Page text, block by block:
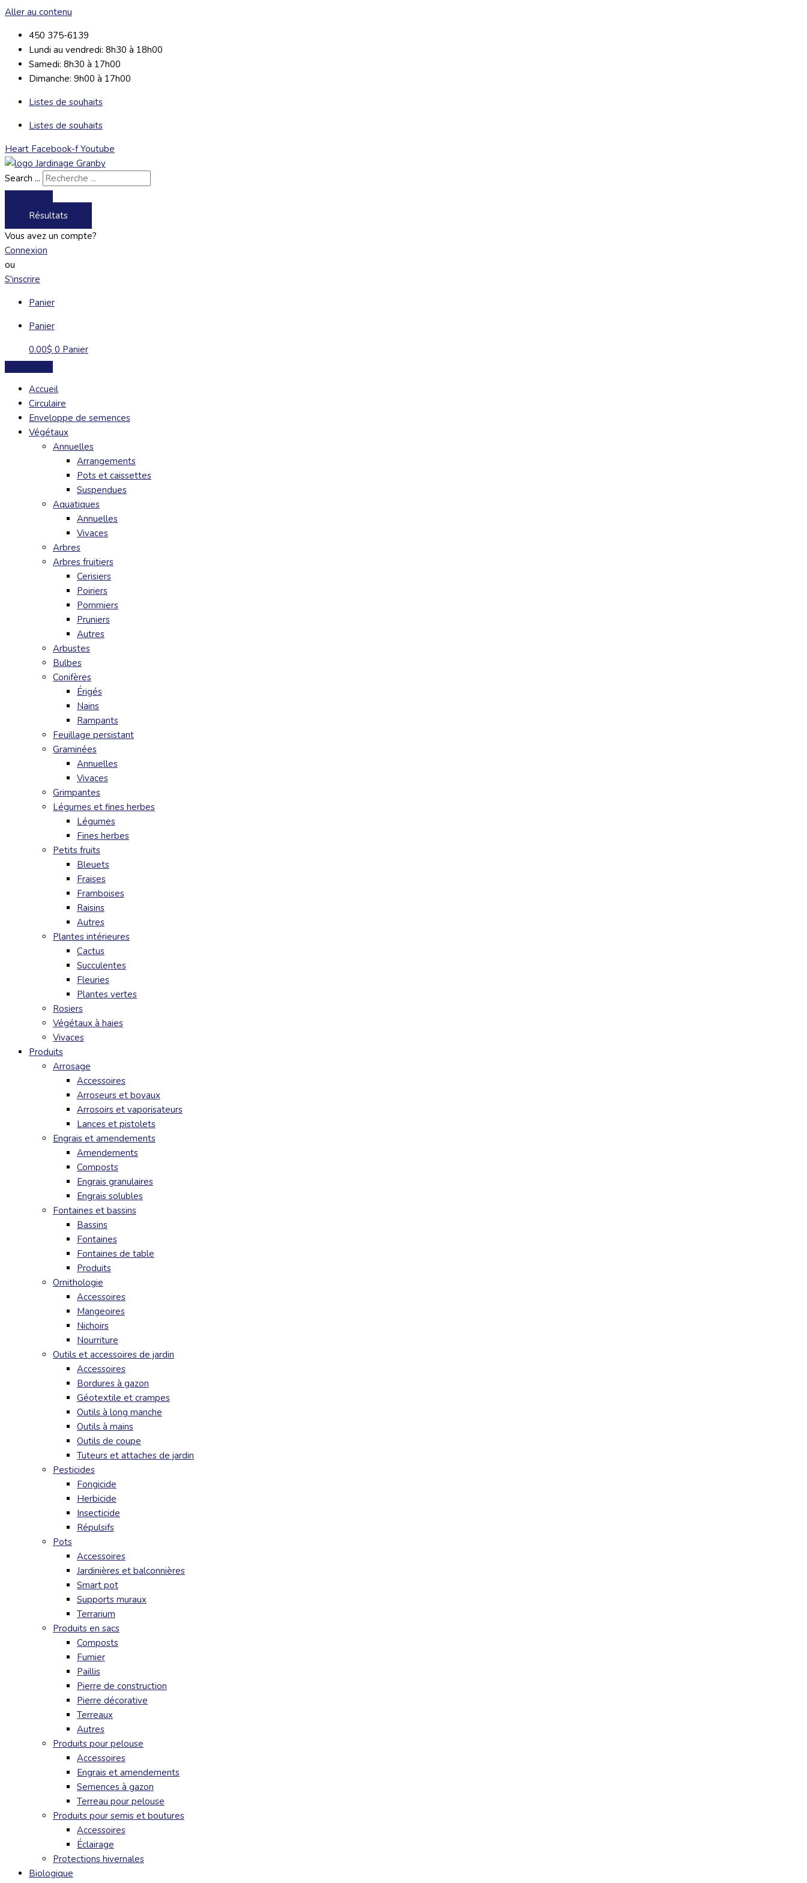
Aller au contenu
450 375-6139
Lundi au vendredi: 8h30 à 18h00
Samedi: 8h30 à 17h00
Dimanche: 9h00 à 17h00
Listes de souhaits
Listes de souhaits
Heart Facebook-f Youtube
Search ...
Résultats
Vous avez un compte?
Connexion
ou
S'inscrire
Panier
Panier
0.00$ 0 Panier
Accueil
Circulaire
Enveloppe de semences
Végétaux
Annuelles
Arrangements
Pots et caissettes
Suspendues
Aquatiques
Annuelles
Vivaces
Arbres
Arbres fruitiers
Cerisiers
Poiriers
Pommiers
Pruniers
Autres
Arbustes
Bulbes
Conifères
Érigés
Nains
Rampants
Feuillage persistant
Graminées
Annuelles
Vivaces
Grimpantes
Légumes et fines herbes
Légumes
Fines herbes
Petits fruits
Bleuets
Fraises
Framboises
Raisins
Autres
Plantes intérieures
Cactus
Succulentes
Fleuries
Plantes vertes
Rosiers
Végétaux à haies
Vivaces
Produits
Arrosage
Accessoires
Arroseurs et boyaux
Arrosoirs et vaporisateurs
Lances et pistolets
Engrais et amendements
Amendements
Composts
Engrais granulaires
Engrais solubles
Fontaines et bassins
Bassins
Fontaines
Fontaines de table
Produits
Ornithologie
Accessoires
Mangeoires
Nichoirs
Nourriture
Outils et accessoires de jardin
Accessoires
Bordures à gazon
Géotextile et crampes
Outils à long manche
Outils à mains
Outils de coupe
Tuteurs et attaches de jardin
Pesticides
Fongicide
Herbicide
Insecticide
Répulsifs
Pots
Accessoires
Jardinières et balconnières
Smart pot
Supports muraux
Terrarium
Produits en sacs
Composts
Fumier
Paillis
Pierre de construction
Pierre décorative
Terreaux
Autres
Produits pour pelouse
Accessoires
Engrais et amendements
Semences à gazon
Terreau pour pelouse
Produits pour semis et boutures
Accessoires
Éclairage
Protections hivernales
Biologique